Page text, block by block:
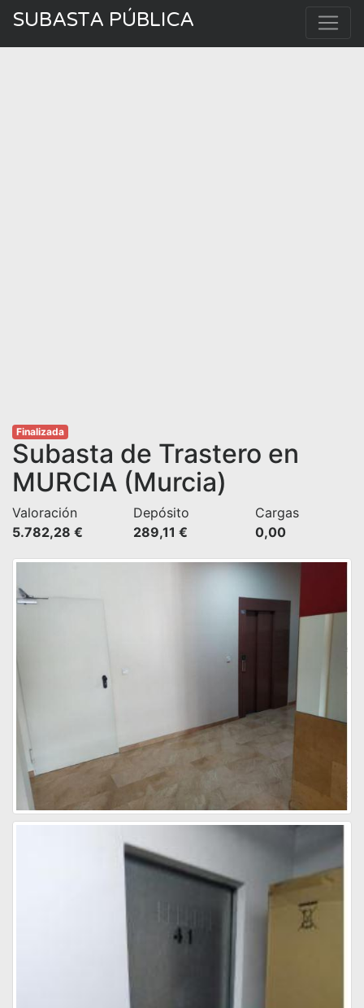
SUBASTA PÚBLICA
Finalizada
Subasta de Trastero en
MURCIA (Murcia)
Valoración
5.782,28 €
Depósito
289,11 €
Cargas
0,00 